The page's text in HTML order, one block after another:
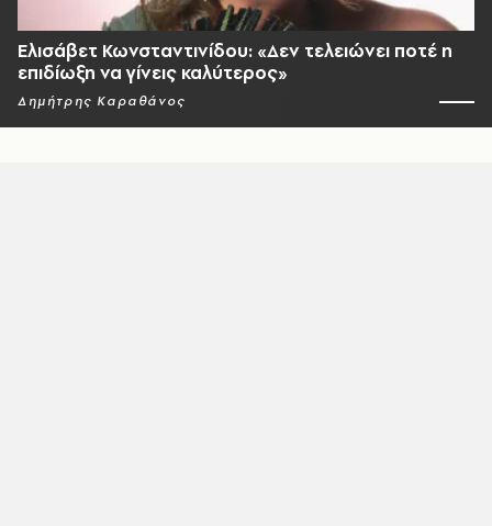
Ελισάβετ Κωνσταντινίδου: «Δεν τελειώνει ποτέ η
επιδίωξη να γίνεις καλύτερος»
Δημήτρης Καραθάνος